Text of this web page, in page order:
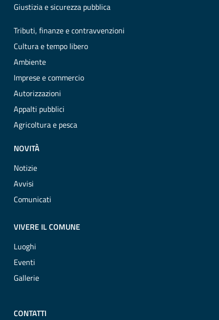
Giustizia e sicurezza pubblica
Tributi, finanze e contravvenzioni
Cultura e tempo libero
Ambiente
Imprese e commercio
Autorizzazioni
Appalti pubblici
Agricoltura e pesca
NOVITÀ
Notizie
Avvisi
Comunicati
VIVERE IL COMUNE
Luoghi
Eventi
Gallerie
CONTATTI